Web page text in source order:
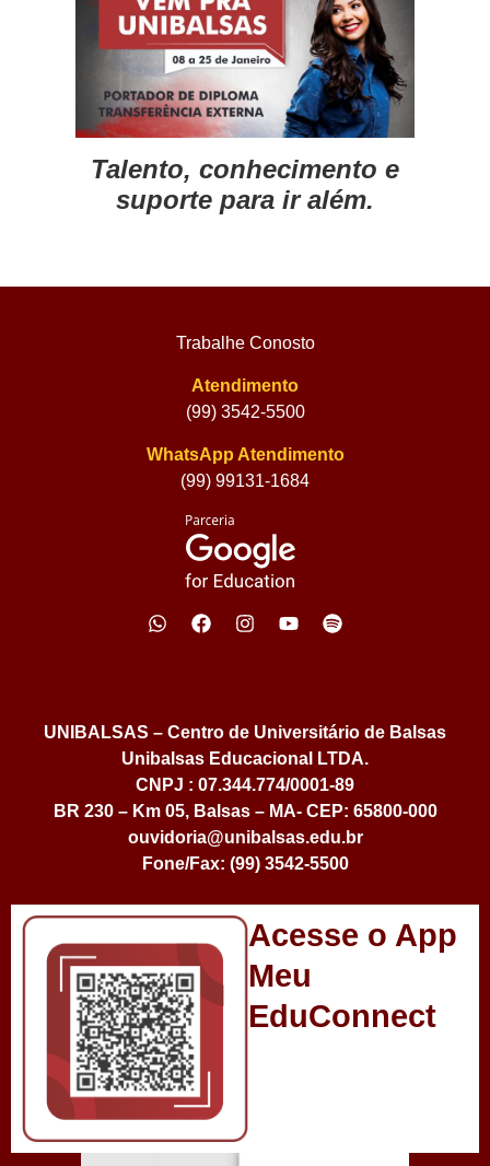
Talento, conhecimento e
suporte para ir além.
Trabalhe Conosto
Atendimento
(99) 3542-5500
WhatsApp Atendimento
(99) 99131-1684
UNIBALSAS – Centro de Universitário de Balsas
Unibalsas Educacional LTDA.
CNPJ : 07.344.774/0001-89
BR 230 – Km 05, Balsas – MA- CEP: 65800-000
ouvidoria@unibalsas.edu.br
Fone/Fax: (99) 3542-5500
Acesse o App
Meu
EduConnect